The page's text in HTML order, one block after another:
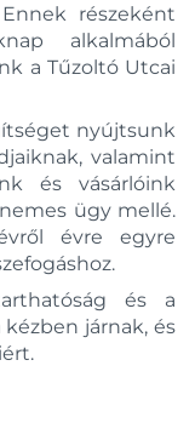
részeként
alkalmából
a Tűzoltó Utcai
nyújtsunk
valamint
és vásárlóink
ügy mellé.
évre egyre
és a
kézben járnak, és